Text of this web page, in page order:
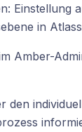
Einstellung
in
Amber-
den